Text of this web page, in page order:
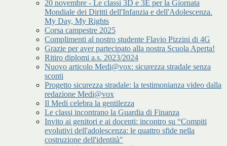
20 novembre - Le classi 3D e 3E per la Giornata
Mondiale dei Diritti dell'Infanzia e dell'Adolescenza.
My Day, My Rights
Corsa campestre 2025
Complimenti al nostro studente Flavio Pizzini di 4G
Grazie per aver partecipato alla nostra Scuola Aperta!
Ritiro diplomi a.s. 2023/2024
Nuovo articolo Medi@vox: sicurezza stradale senza
sconti
Progetto sicurezza stradale: la testimonianza video dalla
redazione Medi@vox
Il Medi celebra la gentilezza
Le classi incontrano la Guardia di Finanza
Invito ai genitori e ai docenti: incontro su “Compiti
evolutivi dell'adolescenza: le quattro sfide nella
costruzione dell'identità"